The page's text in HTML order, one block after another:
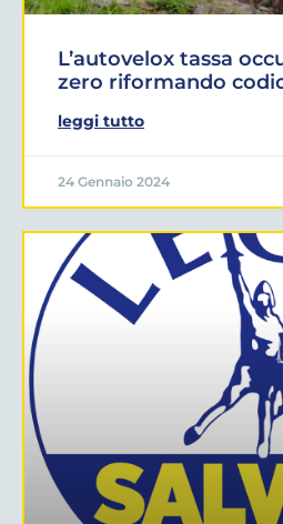
L’autovelox tassa
zero riformando
leggi tutto
24 Gennaio 2024